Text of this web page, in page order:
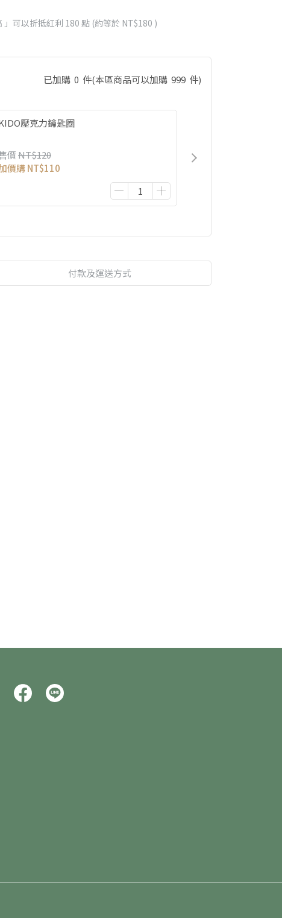
」可以折抵紅利 180 點 (約等於 NT$180 )
已加購 0 件(本區商品可以加購 999 件)
壓克力鑰匙圈
價NT$120
價購NT$110
付款及運送方式